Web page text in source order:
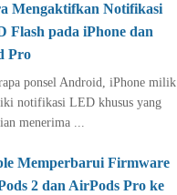
Mengaktifkan Notifikasi
Flash pada iPhone dan
Pro
ponsel Android, iPhone milik
notifikasi LED khusus yang
menerima ...
Memperbarui Firmware
2 dan AirPods Pro ke